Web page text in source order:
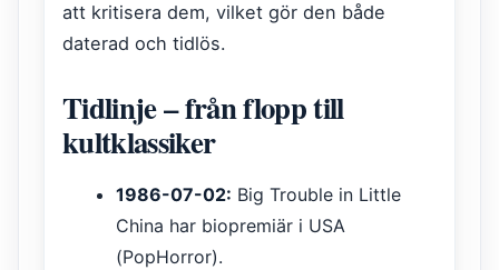
att kritisera dem, vilket gör den både
daterad och tidlös.
Tidlinje – från flopp till
kultklassiker
1986-07-02: Big Trouble in Little
China har biopremiär i USA
(PopHorror).